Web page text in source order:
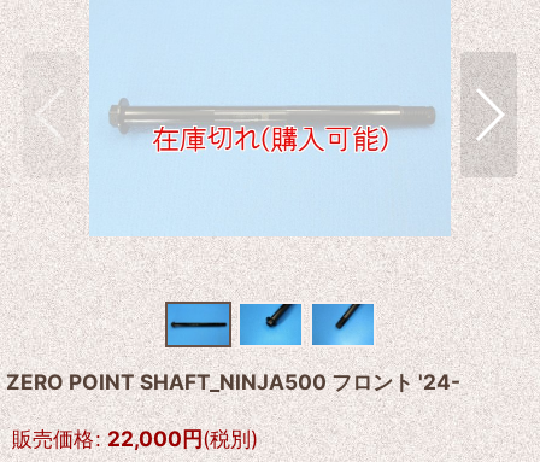
ZERO POINT SHAFT_NINJA500 フロント '24-
販売価格: 22,000円(税別)